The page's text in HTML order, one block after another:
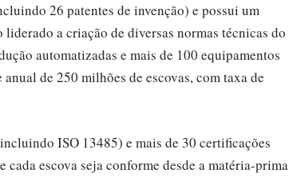
26 patentes de invenção) e possui um
a criação de diversas normas técnicas do
automatizadas e mais de 100 equipamentos
de 250 milhões de escovas, com taxa de
ISO 13485) e mais de 30 certificações
escova seja conforme desde a matéria-prima